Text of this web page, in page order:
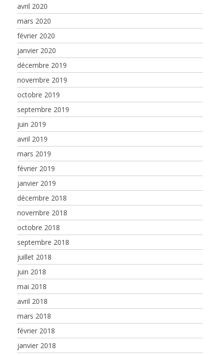
avril 2020
mars 2020
février 2020
janvier 2020
décembre 2019
novembre 2019
octobre 2019
septembre 2019
juin 2019
avril 2019
mars 2019
février 2019
janvier 2019
décembre 2018
novembre 2018
octobre 2018
septembre 2018
juillet 2018
juin 2018
mai 2018
avril 2018
mars 2018
février 2018
janvier 2018